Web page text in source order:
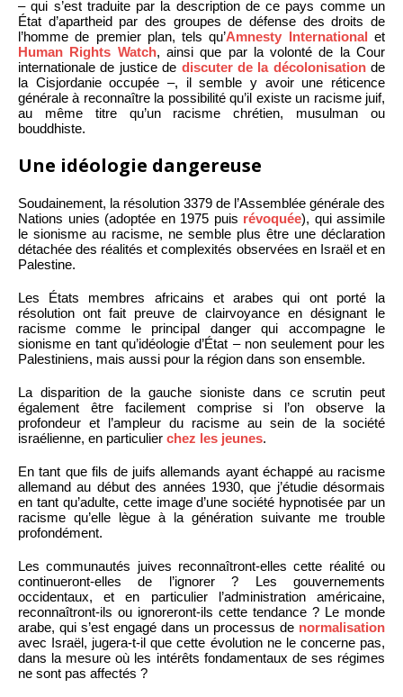
– qui s’est traduite par la description de ce pays comme un
État d’apartheid par des groupes de défense des droits de
l’homme de premier plan, tels qu’Amnesty International et
Human Rights Watch, ainsi que par la volonté de la Cour
internationale de justice de discuter de la décolonisationde
la Cisjordanie occupée –, il semble y avoir une réticence
générale à reconnaître la possibilité qu’il existe un racisme juif,
au même titre qu’un racisme chrétien, musulman ou
bouddhiste.
Une idéologie dangereuse
Soudainement, la résolution 3379 de l’Assemblée générale des
Nations unies (adoptée en 1975 puis révoquée), qui assimile
le sionisme au racisme, ne semble plus être une déclaration
détachée des réalités et complexités observées en Israël et en
Palestine.
Les États membres africains et arabes qui ont porté la
résolution ont fait preuve de clairvoyance en désignant le
racisme comme le principal danger qui accompagne le
sionisme en tant qu’idéologie d’État – non seulement pour les
Palestiniens, mais aussi pour la région dans son ensemble.
La disparition de la gauche sioniste dans ce scrutin peut
également être facilement comprise si l’on observe la
profondeur et l’ampleur du racisme au sein de la société
israélienne, en particulier chez les jeunes.
En tant que fils de juifs allemands ayant échappé au racisme
allemand au début des années 1930, que j’étudie désormais
en tant qu’adulte, cette image d’une société hypnotisée par un
racisme qu’elle lègue à la génération suivante me trouble
profondément.
Les communautés juives reconnaîtront-elles cette réalité ou
continueront-elles de l’ignorer ? Les gouvernements
occidentaux, et en particulier l’administration américaine,
reconnaîtront-ils ou ignoreront-ils cette tendance ? Le monde
arabe, qui s’est engagé dans un processus de normalisation
avec Israël, jugera-t-il que cette évolution ne le concerne pas,
dans la mesure où les intérêts fondamentaux de ses régimes
ne sont pas affectés ?